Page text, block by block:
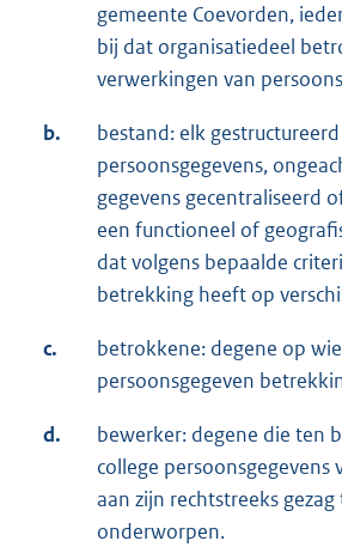
gemeente Coevorden,
bij dat organisatiedeel
verwerkingen van
b.
bestand: elk
persoonsgegevens,
gegevens gecentraliseerd
een functioneel of
dat volgens bepaalde
betrekking heeft op
c.
betrokkene: degene op
persoonsgegeven
d.
bewerker: degene die ten
college persoonsgegevens
aan zijn rechtstreeks gezag
onderworpen.